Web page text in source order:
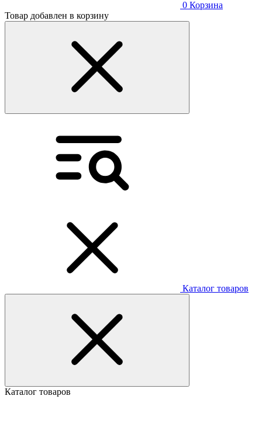
0 Корзина
Товар добавлен в корзину
Каталог товаров
Каталог товаров